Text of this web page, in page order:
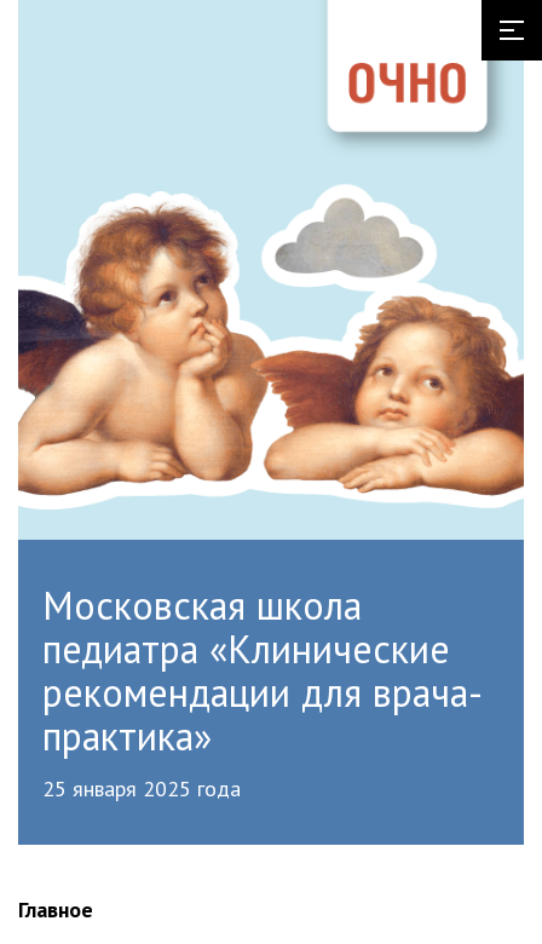
Московская школа
педиатра «Клинические
рекомендации для врача-
практика»
25 января 2025 года
Главное